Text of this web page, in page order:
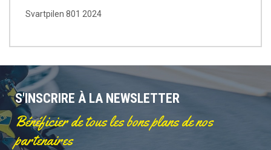
Svartpilen 801 2024
S'INSCRIRE À LA NEWSLETTER
Bénéficier de tous les bons plans de nos
partenaires